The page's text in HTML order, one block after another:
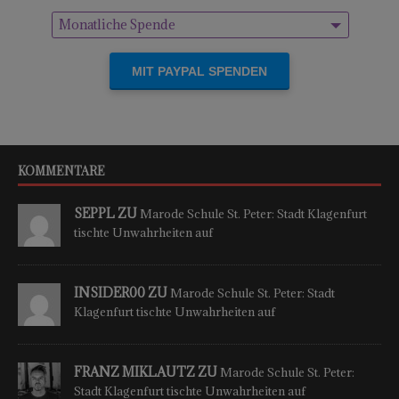
Einmalige Spende
Monatliche Spende
KOMMENTARE
SEPPL ZU Marode Schule St. Peter: Stadt Klagenfurt
tischte Unwahrheiten auf
INSIDER00 ZU Marode Schule St. Peter: Stadt
Klagenfurt tischte Unwahrheiten auf
FRANZ MIKLAUTZ ZU Marode Schule St. Peter:
Stadt Klagenfurt tischte Unwahrheiten auf